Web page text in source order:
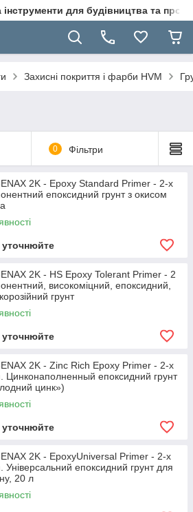
інструменти для будівництва та
Захисні покриття і фарби HVM
0 Фільтри
2K - Epoxy Standard Primer - 2-х
епоксидний грунт з окисом
уточнюйте
2K - HS Epoxy Tolerant Primer - 2
високоміцний, епоксидний,
грунт
уточнюйте
2K - Zinc Rich Epoxy Primer - 2-х
Цинконаполненный епоксидний грунт
цинк»)
уточнюйте
2K - EpoxyUniversal Primer - 2-х
Універсальний епоксидний грунт для
20 л